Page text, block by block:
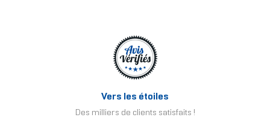
Vers les étoiles
Des milliers de clients satisfaits !